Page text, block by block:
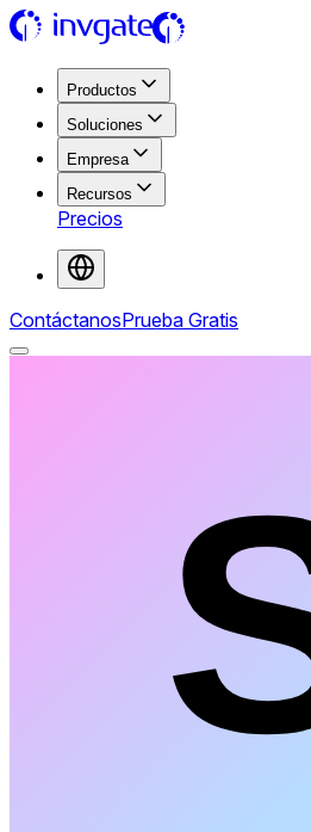
Productos
Soluciones
Empresa
Recursos
Precios
ContáctanosPrueba Gratis